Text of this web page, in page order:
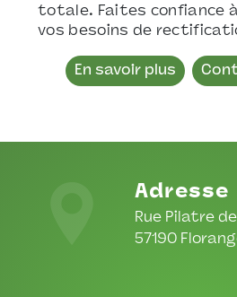
totale. Faites confiance
vos besoins de
En savoir plus
Adresse
Rue Pilatre
57190